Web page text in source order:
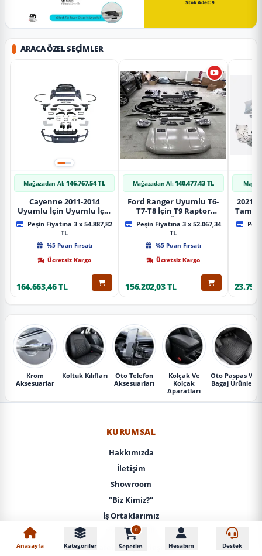
Stok Adet: 9
ARACA ÖZEL SEÇIMLER
Mağazadan Al: 146.767,54 TL
Cayenne 2011-2014
Uyumlu İçin Uyumlu İçin
2019+ Bagaj Facelift
Parça
Peşin Fiyatına 3 x 54.887,82
TL
%5 Puan Fırsatı
Ücretsiz Kargo
164.663,46 TL
Mağazadan Al: 140.477,43 TL
Ford Ranger Uyumlu T6-
T7-T8 İçin T9 Raptor
Dönüşüm (Ön Arka Full)
Parça
Peşin Fiyatına 3 x 52.067,34
TL
%5 Puan Fırsatı
Ücretsiz Kargo
156.202,03 TL
2021+
Krom
Aksesuarlar
Koltuk Kılıfları
Oto Telefon
Aksesuarları
Kolçak Ve
Kolçak
Aparatları
Oto Paspas Ve
Bagaj Ürünleri
KURUMSAL
Hakkımızda
İletişim
Showroom
“Biz Kimiz?”
İş Ortaklarımız
KVKK / Gizlilik
Mesafeli Satış Sözleşmesi
Anasayfa Kategoriler
0
Sepetim Hesabım Destek